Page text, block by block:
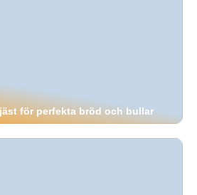
för perfekta bröd och bullar